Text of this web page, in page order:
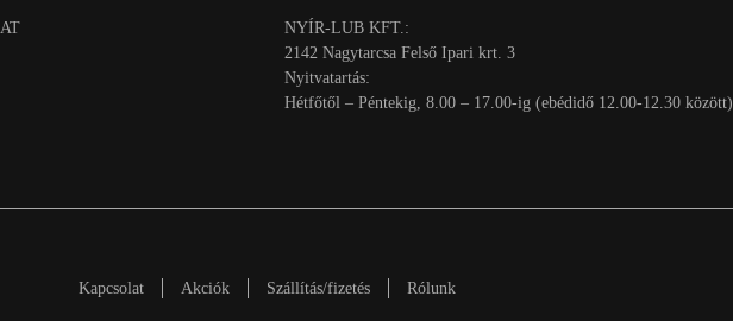
NYÍR-LUB KFT.:
2142 Nagytarcsa Felső Ipari krt. 3
Nyitvatartás:
Hétfőtől – Péntekig, 8.00 – 17.00-ig (ebédidő 12.00-12.30 között)
Kapcsolat Akciók Szállítás/fizetés Rólunk